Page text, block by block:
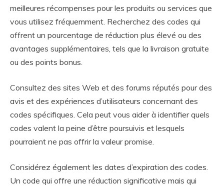
meilleures récompenses pour les produits ou services que
vous utilisez fréquemment. Recherchez des codes qui
offrent un pourcentage de réduction plus élevé ou des
avantages supplémentaires, tels que la livraison gratuite
ou des points bonus.
Consultez des sites Web et des forums réputés pour des
avis et des expériences d’utilisateurs concernant des
codes spécifiques. Cela peut vous aider à identifier quels
codes valent la peine d’être poursuivis et lesquels
pourraient ne pas offrir la valeur promise.
Considérez également les dates d’expiration des codes.
Un code qui offre une réduction significative mais qui